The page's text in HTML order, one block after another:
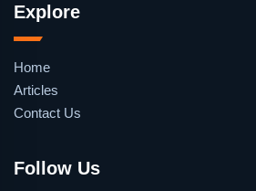
Explore
Home
Articles
Contact Us
Follow Us